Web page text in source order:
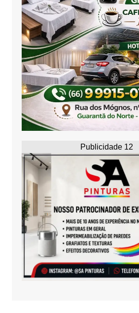
Publicidade 12